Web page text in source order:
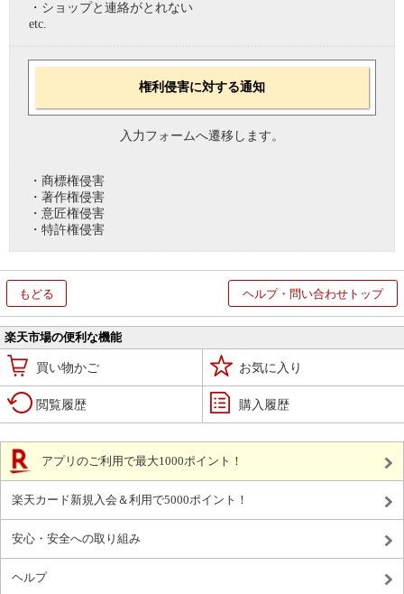
・ショップと連絡がとれない
etc.
権利侵害に対する通知
入力フォームへ遷移します。
・商標権侵害
・著作権侵害
・意匠権侵害
・特許権侵害
もどる ヘルプ・問い合わせトップ
楽天市場の便利な機能
買い物かご お気に入り
閲覧履歴 購入履歴
アプリのご利用で最大1000ポイント！
楽天カード新規入会＆利用で5000ポイント！
安心・安全への取り組み
ヘルプ